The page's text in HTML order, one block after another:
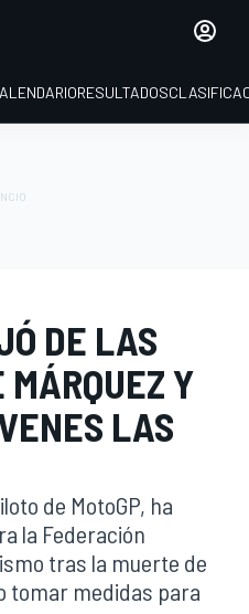
RESULTADOS
DE LAS
Y
LAS
de MotoGP, ha
la Federación
tras la muerte de
tomar medidas para